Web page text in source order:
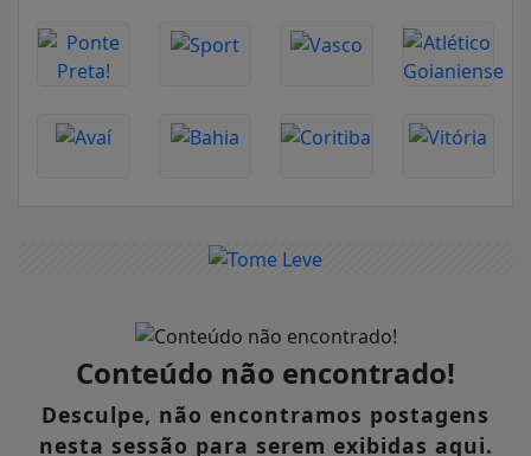
Conteúdo não encontrado!
Desculpe, não encontramos postagens
nesta sessão para serem exibidas aqui.